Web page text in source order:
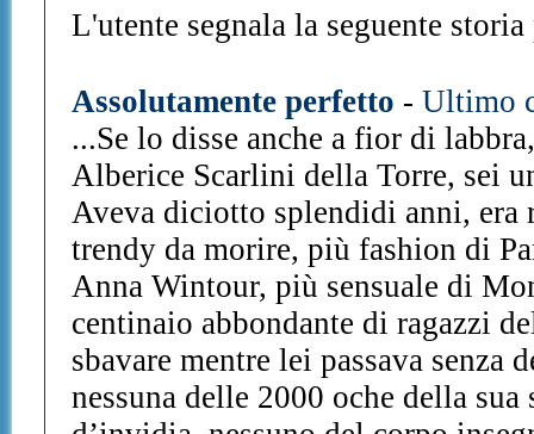
L'utente segnala la seguente
Assolutamente perfetto - Ultimo
...Se lo disse anche a fior di
Alberice Scarlini della Torre, sei
Aveva diciotto splendidi anni, era
trendy da morire, più fashion di
Anna Wintour, più sensuale di
centinaio abbondante di ragazzi
sbavare mentre lei passava senza
nessuna delle 2000 oche della